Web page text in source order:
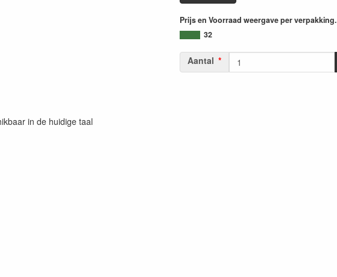
Prijs en Voorraad weergave per verpakking.
32
Aantal
in de huidige taal